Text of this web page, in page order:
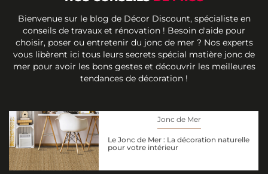
Bienvenue sur le blog de Décor Discount, spécialiste en
conseils de travaux et rénovation ! Besoin d'aide pour
choisir, poser ou entretenir du jonc de mer ? Nos experts
vous libèrent ici tous leurs secrets spécial matière jonc de
mer pour avoir les bons gestes et découvrir les meilleures
tendances de décoration !
Jonc de Mer
Le Jonc de Mer : La décoration naturelle
pour votre intérieur